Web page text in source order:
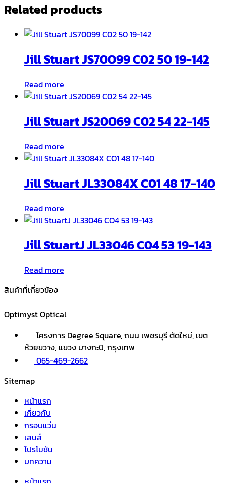
Related products
Jill Stuart JS70099 C02 50 19-142
Read more
Jill Stuart JS20069 C02 54 22-145
Read more
Jill Stuart JL33084X C01 48 17-140
Read more
Jill StuartJ JL33046 C04 53 19-143
Read more
สินค้าที่เกี่ยวข้อง
Optimyst Optical
โครงการ Degree Square, ถนน เพชรบุรี ตัดใหม่, เขต
ห้วยขวาง, แขวง บางกะปิ, กรุงเทพ
065-469-2662
Sitemap
หน้าแรก
เกี่ยวกับ
กรอบแว่น
เลนส์
โปรโมชัน
บทความ